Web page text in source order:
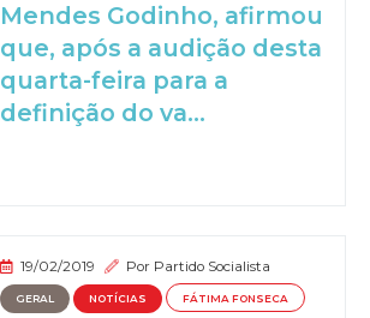
Mendes Godinho, afirmou
que, após a audição desta
quarta-feira para a
definição do va...
19/02/2019 Por Partido Socialista
GERAL NOTÍCIAS FÁTIMA FONSECA